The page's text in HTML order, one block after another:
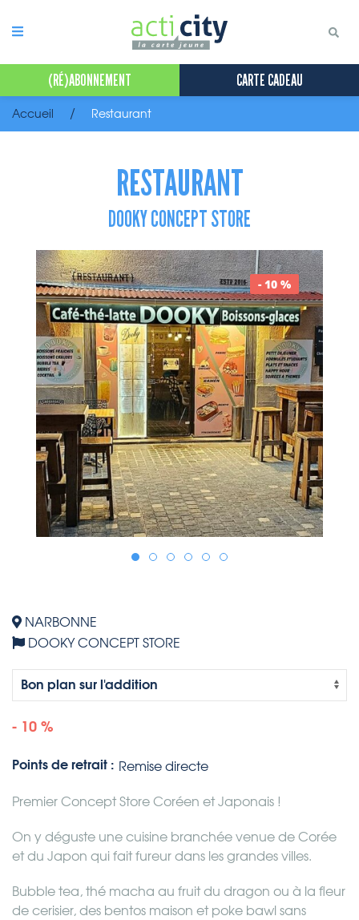
(RÉ)ABONNEMENT CARTE CADEAU
Accueil Restaurant
RESTAURANT
DOOKY CONCEPT STORE
- 10 %
NARBONNE
DOOKY CONCEPT STORE
- 10 %
Points de retrait : Remise directe
Premier Concept Store Coréen et Japonais !
On y déguste une cuisine branchée venue de Corée
et du Japon qui fait fureur dans les grandes villes.
Bubble tea, thé macha au fruit du dragon ou à la fleur
de cerisier, des bentos maison et poke bawl sans